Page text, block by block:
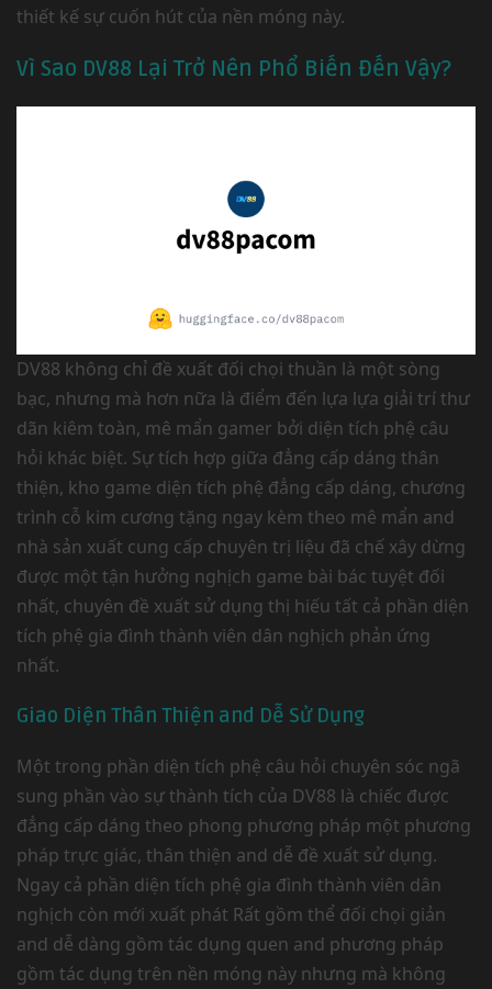
thiết kế sự cuốn hút của nền móng này.
Vì Sao DV88 Lại Trở Nên Phổ Biến Đến Vậy?
DV88 không chỉ đề xuất đối chọi thuần là một sòng
bạc, nhưng mà hơn nữa là điểm đến lựa lựa giải trí thư
dãn kiêm toàn, mê mẩn gamer bởi diện tích phệ câu
hỏi khác biệt. Sự tích hợp giữa đẳng cấp dáng thân
thiện, kho game diện tích phệ đẳng cấp dáng, chương
trình cỗ kim cương tặng ngay kèm theo mê mẩn and
nhà sản xuất cung cấp chuyên trị liệu đã chế xây dừng
được một tận hưởng nghịch game bài bác tuyệt đối
nhất, chuyên đề xuất sử dụng thị hiếu tất cả phần diện
tích phệ gia đình thành viên dân nghịch phản ứng
nhất.
Giao Diện Thân Thiện and Dễ Sử Dụng
Một trong phần diện tích phệ câu hỏi chuyên sóc ngã
sung phần vào sự thành tích của DV88 là chiếc được
đẳng cấp dáng theo phong phương pháp một phương
pháp trực giác, thân thiện and dễ đề xuất sử dụng.
Ngay cả phần diện tích phệ gia đình thành viên dân
nghịch còn mới xuất phát Rất gồm thể đối chọi giản
and dễ dàng gồm tác dụng quen and phương pháp
gồm tác dụng trên nền móng này nhưng mà không